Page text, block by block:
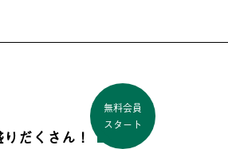
だくさん！
無料会員
スタート